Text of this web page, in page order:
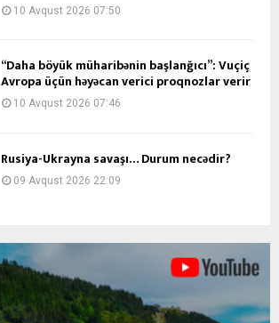
10 Avqust 2026 07:50
“Daha böyük müharibənin başlanğıcı”: Vuçiç
Avropa üçün həyəcan verici proqnozlar verir
10 Avqust 2026 07:46
Rusiya-Ukrayna savaşı… Durum necədir?
09 Avqust 2026 22:09